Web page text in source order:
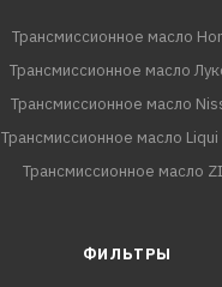
Трансмиссионное масло
Трансмиссионное масло
Трансмиссионное масло
Трансмиссионное масло Liqui
Трансмиссионное масло
ФИЛЬТРЫ